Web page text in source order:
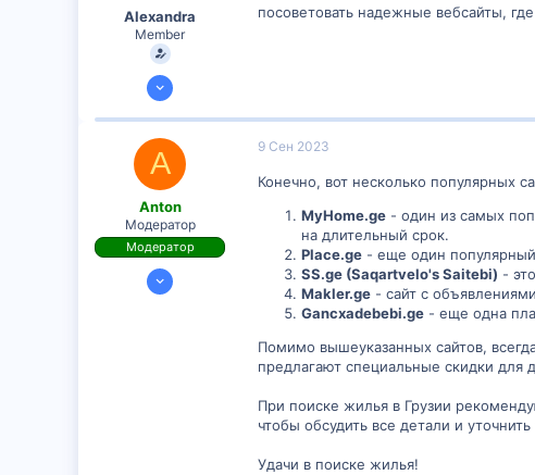
а
Alexandra
Member
2 Сен 2023
посоветовать надежные вебсайты,
A
Anton
Модератор
Модератор
19 Июн 2023
9 Сен 2023
Конечно, вот несколько популярных
MyHome.ge - один из самых
на длительный срок.
Place.ge - еще один
SS.ge (Saqartvelo's Saitebi) -
Makler.ge - сайт с
Gancxadebebi.ge - еще одна
Помимо вышеуказанных сайтов,
предлагают специальные скидки для
При поиске жилья в Грузии
чтобы обсудить все детали и
Удачи в поиске жилья!